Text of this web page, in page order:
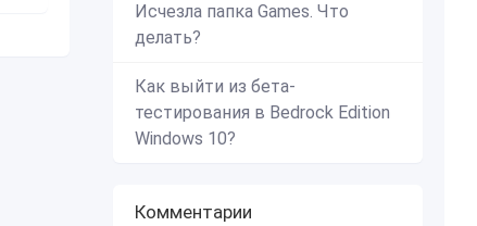
Исчезла папка Games. Что
делать?
Как выйти из бета-
тестирования в Bedrock Edition
Windows 10?
Комментарии